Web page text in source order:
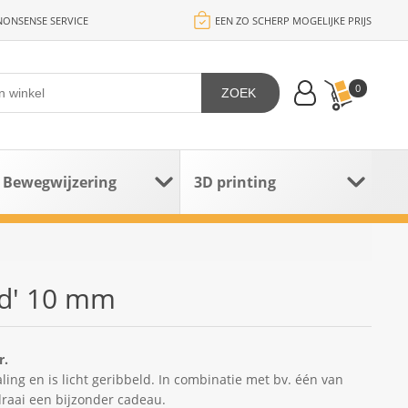
SERVICE EEN ZO SCHERP MOGELIJKE PRIJS
0
ZOEK
Bewegwijzering 3D printing
10 mm
en is licht geribbeld. In combinatie met bv. één van
een bijzonder cadeau.